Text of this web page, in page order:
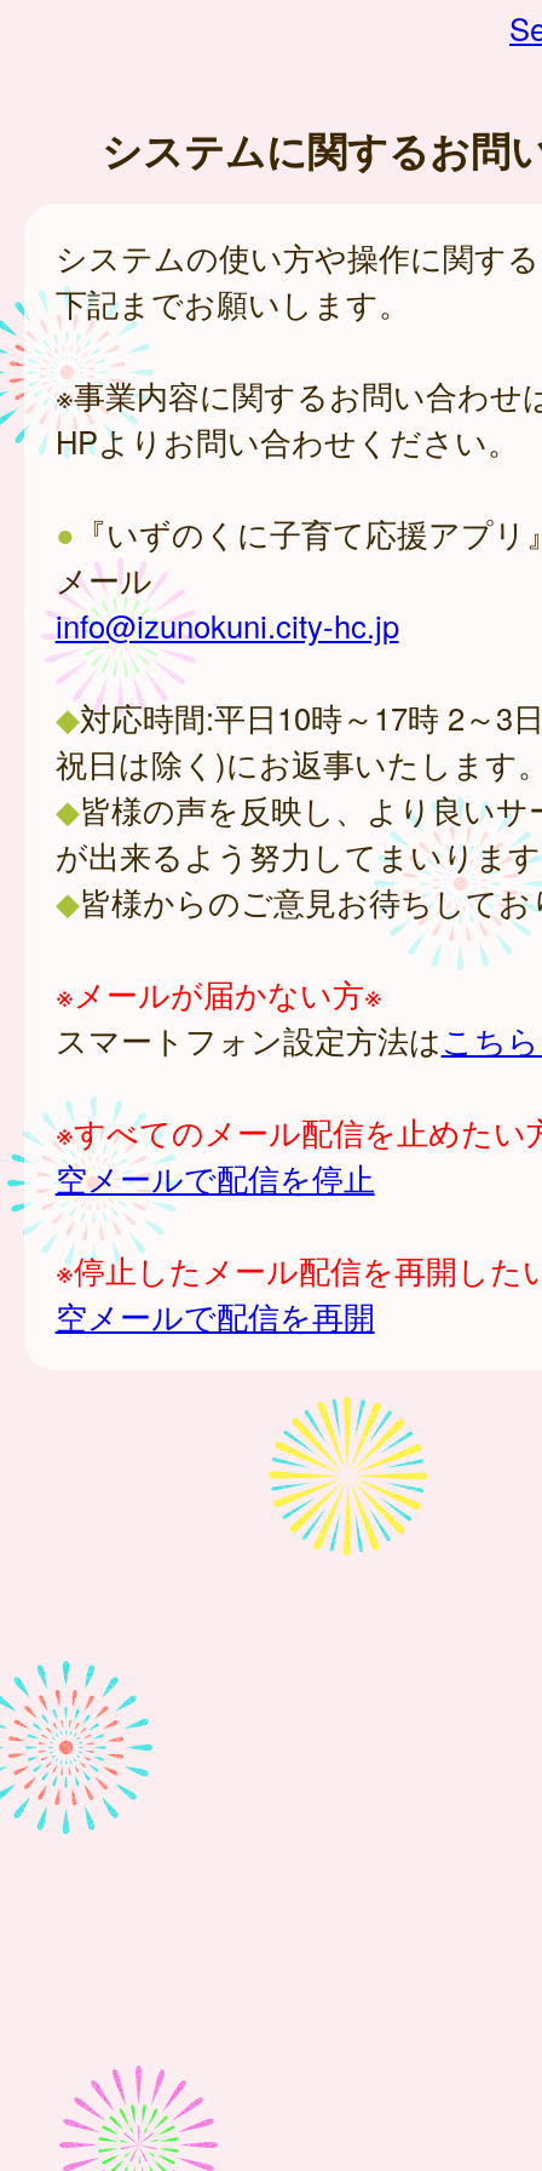
システムに関するお問
システムの使い方や操作に関す
下記までお願いします。
※事業内容に関するお問い合わせ
HPよりお問い合わせください。
● 『いずのくに子育て応援アプ
メール
info@izunokuni.city-hc.jp
◆対応時間:平日10時～17時 2～3
祝日は除く)にお返事いたします
◆皆様の声を反映し、より良いサ
が出来るよう努力してまいりま
◆皆様からのご意見お待ちしてお
※メールが届かない方※
スマートフォン設定方法はこち
※すべてのメール配信を止めたい
空メールで配信を停止
※停止したメール配信を再開した
空メールで配信を再開